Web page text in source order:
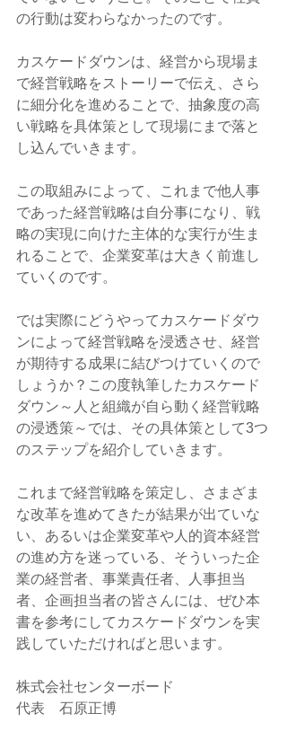
の行動は変わらなかったのです。
カスケードダウンは、経営から現場ま
で経営戦略をストーリーで伝え、さら
に細分化を進めることで、抽象度の高
い戦略を具体策として現場にまで落と
し込んでいきます。
この取組みによって、これまで他人事
であった経営戦略は自分事になり、戦
略の実現に向けた主体的な実行が生ま
れることで、企業変革は大きく前進し
ていくのです。
では実際にどうやってカスケードダウ
ンによって経営戦略を浸透させ、経営
が期待する成果に結びつけていくので
しょうか？この度執筆したカスケード
ダウン～人と組織が自ら動く経営戦略
の浸透策～では、その具体策として3つ
のステップを紹介していきます。
これまで経営戦略を策定し、さまざま
な改革を進めてきたが結果が出ていな
い、あるいは企業変革や人的資本経営
の進め方を迷っている、そういった企
業の経営者、事業責任者、人事担当
者、企画担当者の皆さんには、ぜひ本
書を参考にしてカスケードダウンを実
践していただければと思います。
株式会社センターボード
代表　石原正博